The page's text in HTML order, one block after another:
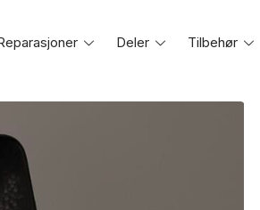
ToggleDeler
ToggleTilbehør